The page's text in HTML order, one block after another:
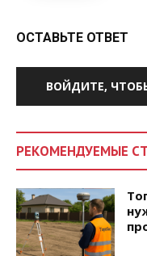
ОСТАВЬТЕ ОТВЕТ
ВОЙДИТЕ,
РЕКОМЕНДУЕМЫЕ